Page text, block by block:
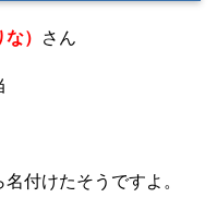
） さん
付けたそうですよ。